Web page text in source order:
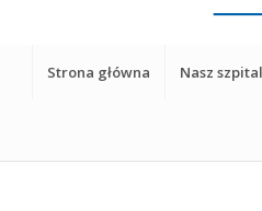
Strona główna Nasz szpital